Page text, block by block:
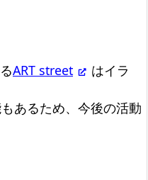
ART street はイラ
あるため、今後の活動